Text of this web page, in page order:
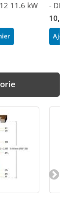
11.6 kW
-